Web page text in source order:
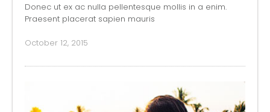
Donec ut ex ac nulla pellentesque mollis in a enim.
Praesent placerat sapien mauris
October 12, 2015